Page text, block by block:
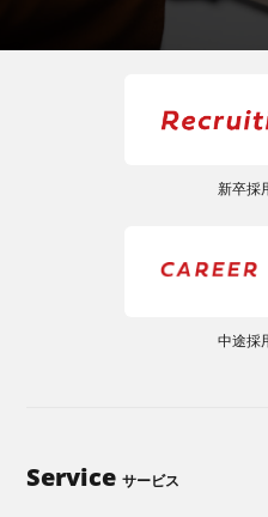
新卒採
中途採
Serviceサービス